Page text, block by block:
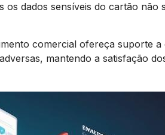
dados sensíveis do cartão não
comercial ofereça suporte a
mantendo a satisfação